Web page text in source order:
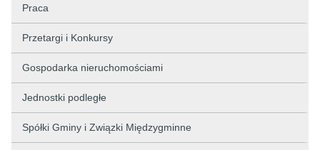
Praca
Przetargi i Konkursy
Gospodarka nieruchomościami
Jednostki podległe
Spółki Gminy i Związki Międzygminne